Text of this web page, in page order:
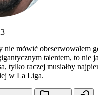
nie mówić obeserwowalem
talentem, to nie
tylko raczej musiałby
w La Liga.